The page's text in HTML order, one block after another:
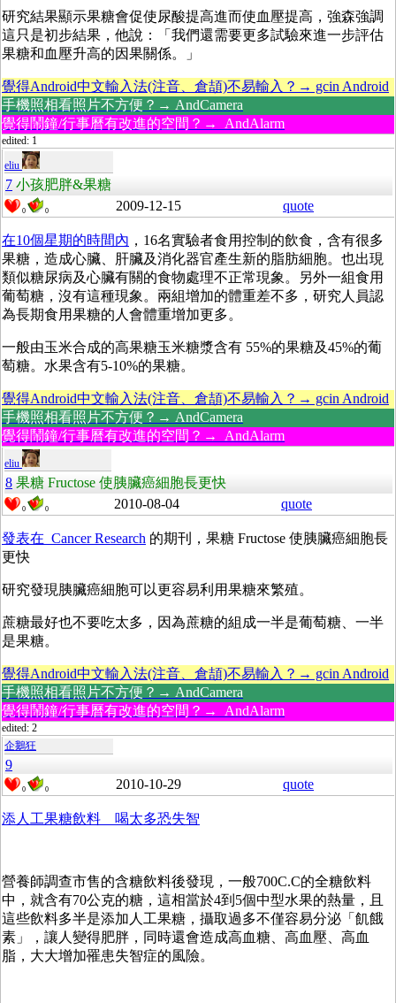
研究結果顯示果糖會促使尿酸提高進而使血壓提高，強森強調
這只是初步結果，他說：「我們還需要更多試驗來進一步評估
果糖和血壓升高的因果關係。」
覺得Android中文輸入法(注音、倉頡)不易輸入？→ gcin Android
手機照相看照片不方便？→ AndCamera
覺得鬧鐘/行事曆有改進的空間？→ AndAlarm
edited: 1
eliu
7 小孩肥胖&果糖
0 0 2009-12-15 quote
在10個星期的時間內 ，16名實驗者食用控制的飲食，含有很多
果糖，造成心臟、肝臟及消化器官產生新的脂肪細胞。也出現
類似糖尿病及心臟有關的食物處理不正常現象。另外一組食用
葡萄糖，沒有這種現象。兩組增加的體重差不多，研究人員認
為長期食用果糖的人會體重增加更多。
一般由玉米合成的高果糖玉米糖漿含有 55%的果糖及45%的葡
萄糖。水果含有5-10%的果糖。
覺得Android中文輸入法(注音、倉頡)不易輸入？→ gcin Android
手機照相看照片不方便？→ AndCamera
覺得鬧鐘/行事曆有改進的空間？→ AndAlarm
eliu
8 果糖 Fructose 使胰臟癌細胞長更快
0 0 2010-08-04 quote
發表在 Cancer Research 的期刊，果糖 Fructose 使胰臟癌細胞長
更快
研究發現胰臟癌細胞可以更容易利用果糖來繁殖。
蔗糖最好也不要吃太多，因為蔗糖的組成一半是葡萄糖、一半
是果糖。
覺得Android中文輸入法(注音、倉頡)不易輸入？→ gcin Android
手機照相看照片不方便？→ AndCamera
覺得鬧鐘/行事曆有改進的空間？→ AndAlarm
edited: 2
企鵝狂
9
0 0 2010-10-29 quote
添人工果糖飲料 喝太多恐失智
營養師調查市售的含糖飲料後發現，一般700C.C的全糖飲料
中，就含有70公克的糖，這相當於4到5個中型水果的熱量，且
這些飲料多半是添加人工果糖，攝取過多不僅容易分泌「飢餓
素」，讓人變得肥胖，同時還會造成高血糖、高血壓、高血
脂，大大增加罹患失智症的風險。